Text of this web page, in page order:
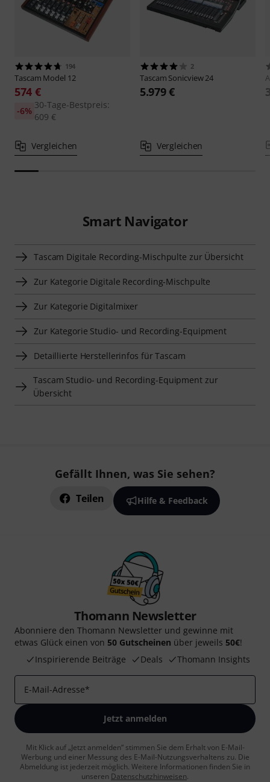
194
Tascam Model 12
574 €
30-Tage-Bestpreis:
609 €
-6%
Vergleichen
2
Tascam Sonicview 24
5.979 €
Vergleichen
Smart Navigator
Tascam Digitale Recording-Mischpulte zur Übersicht
Zur Kategorie Digitale Recording-Mischpulte
Zur Kategorie Digitalmixer
Zur Kategorie Studio- und Recording-Equipment
Detaillierte Herstellerinfos für Tascam
Tascam Studio- und Recording-Equipment zur
Übersicht
Gefällt Ihnen, was Sie sehen?
Teilen Hilfe & Feedback
Thomann Newsletter
Abonniere den Thomann Newsletter und gewinne mit
etwas Glück einen von 50 Gutscheinen über jeweils 50€!
Inspirierende Beiträge
Deals Thomann Insights
E-Mail-Adresse*
Jetzt anmelden
Mit Klick auf „Jetzt anmelden“ stimmen Sie dem Erhalt von E-Mail-
Werbung und einer Messung des E-Mail-Nutzungsverhaltens zu. Die
Abmeldung ist jederzeit möglich. Weitere Informationen finden Sie in
unseren Datenschutzhinweisen.